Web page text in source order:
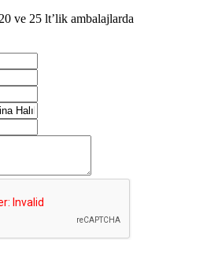
ve 25 lt’lik ambalajlarda